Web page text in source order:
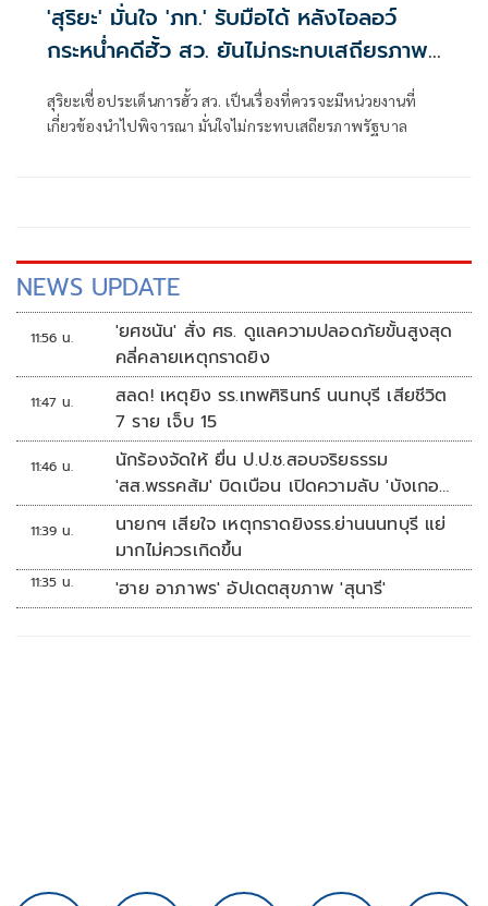
'สุริยะ' มั่นใจ 'ภท.' รับมือได้ หลังไอลอว์
กระหน่ำคดีฮั้ว สว. ยันไม่กระทบเสถียรภาพ
รัฐบาล
สุริยะเชื่อประเด็นการฮั้ว สว. เป็นเรื่องที่ควรจะมีหน่วยงานที่
เกี่ยวข้องนำไปพิจารณา มั่นใจไม่กระทบเสถียรภาพรัฐบาล
NEWS UPDATE
11:56 น.
'ยศชนัน' สั่ง ศธ. ดูแลความปลอดภัยขั้นสูงสุด
คลี่คลายเหตุกราดยิง
11:47 น.
สลด! เหตุยิง รร.เทพศิรินทร์ นนทบุรี เสียชีวิต
7 ราย เจ็บ 15
11:46 น.
นักร้องจัดให้ ยื่น ป.ป.ช.สอบจริยธรรม
'สส.พรรคส้ม' บิดเบือน เปิดความลับ 'บังเกอร์
ทหาร'
11:39 น.
นายกฯ เสียใจ เหตุกราดยิงรร.ย่านนนทบุรี แย่
มากไม่ควรเกิดขึ้น
11:35 น. 'ฮาย อาภาพร' อัปเดตสุขภาพ 'สุนารี'